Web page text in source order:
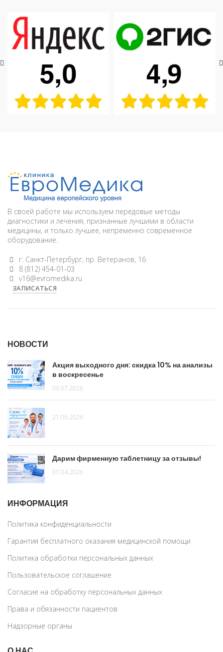
В своей работе мы используем передовые методы
диагностики и лечения, признанные лучшими в области
медицины, и только лучшее, непременно современное
оборудование.
г. Санкт-Петербург, пр. Ветеранов, 16
8 (812) 454-01-03
v16@evromedika.ru
ЗАПИСАТЬСЯ
НОВОСТИ
Акция выходного дня: скидка 10% на анализы
в воскресенье
09.07.2026
21.06.2026
Дарим фирменную таблетницу за отзывы!
01.04.2026
ИНФОРМАЦИЯ
Политика конфиденциальности
Гарантия бесплатного оказания медицинской помощи
Политика обработки персональных данных
Пользовательское соглашение
Согласие на обработку персональных данных
Права и обязанности пациентов
Надзорные органы